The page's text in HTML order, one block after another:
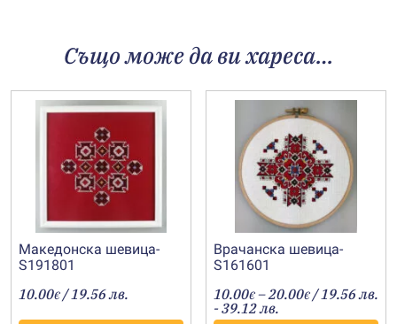
Също може да ви хареса…
Македонска шевица-
S191801
10.00€ / 19.56 лв.
Врачанска шевица-
S161601
10.00€ –20.00€Price
range:
10.00€
/ 19.56 лв.
- 39.12 лв.